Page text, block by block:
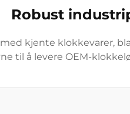
Robust
kjente klokkevarer,
til å levere OEM-